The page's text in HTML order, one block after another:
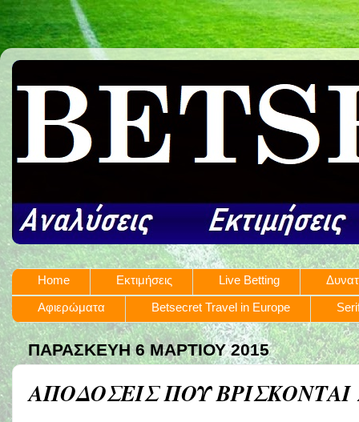
Home Εκτιμήσεις Live Betting
Αφιερώματα
Betsecret Travel in Europe
ΠΑΡΑΣΚΕΥΉ 6 ΜΑΡΤΊΟΥ 2015
ΑΠΟΔΟΣΕΙΣ ΠΟΥ